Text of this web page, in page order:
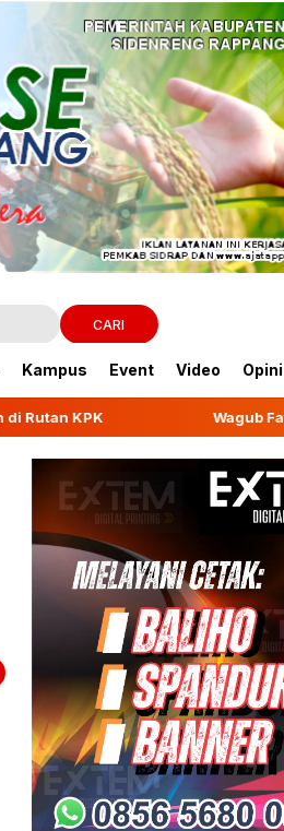
CARI
Kampus Event Video Opini
Wagub Fatmawati Rusdi